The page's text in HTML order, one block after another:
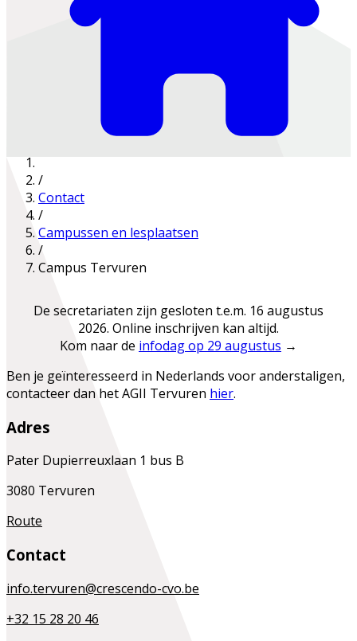
/
Contact
/
Campussen en lesplaatsen
/
Campus Tervuren
De secretariaten zijn gesloten t.e.m. 16 augustus
2026. Online inschrijven kan altijd.
Kom naar de infodag op 29 augustus →
Ben je geïnteresseerd in Nederlands voor anderstaligen,
contacteer dan het AGII Tervuren hier.
Adres
Pater Dupierreuxlaan 1 bus B
3080 Tervuren
Route
Contact
info.tervuren@crescendo-cvo.be
+32 15 28 20 46